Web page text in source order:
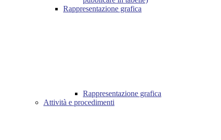
Rappresentazione grafica
Rappresentazione grafica
Attività e procedimenti